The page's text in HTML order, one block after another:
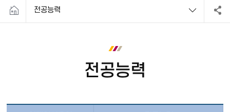
전공능력
전공능력